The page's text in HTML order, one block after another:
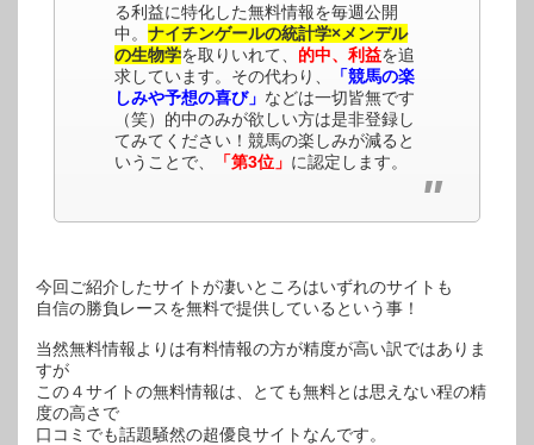
る利益に特化した無料情報を毎週公開
中。 ナイチンゲールの統計学×メンデル
の生物学を取りいれて、 的中、利益を追
求しています。その代わり、
「競馬の楽
しみや予想の喜び」 などは一切皆無です
（笑）的中のみが欲しい方は是非登録し
てみてください！競馬の楽しみが減ると
いうことで、
「第3位」 に認定します。
今回ご紹介したサイトが凄いところはいずれのサイトも
自信の勝負レースを無料で提供しているという事！
当然無料情報よりは有料情報の方が精度が高い訳ではありま
すが
この４サイトの無料情報は、とても無料とは思えない程の精
度の高さで
口コミでも話題騒然の超優良サイトなんです。